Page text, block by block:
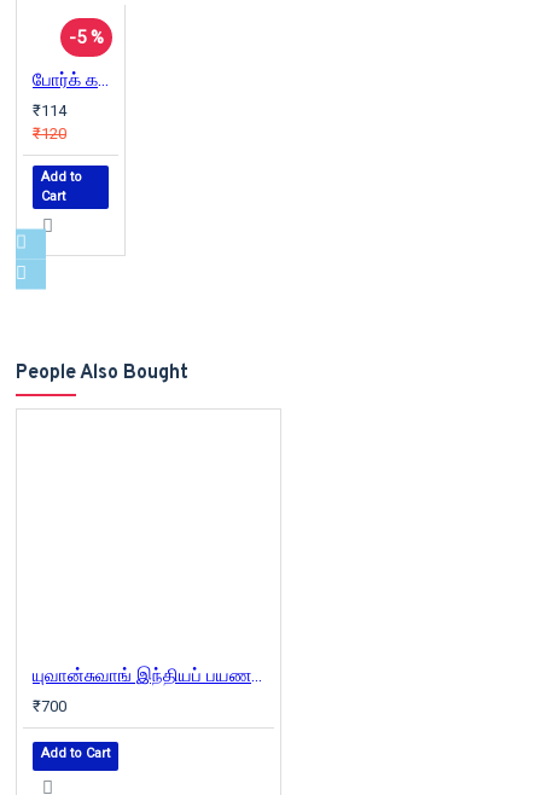
-5 %
போர்க் கலை
₹114
₹120
Add to
Cart
People Also Bought
யுவான்சுவாங் இந்தியப் பயணம் (மூன்று பாகங்கள்)
₹700
Add to Cart